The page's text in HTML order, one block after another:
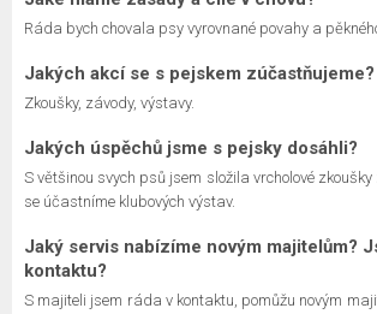
Ráda bych chovala psy vyrovnané povahy a
Jakých akcí se s pejskem zúčastňujeme?
Zkoušky, závody, výstavy.
Jakých úspěchů jsme s pejsky dosáhli?
S většinou svych psů jsem složila vrcholové
se účastníme klubových výstav.
Jaký servis nabízíme novým majitelům?
kontaktu?
S majiteli jsem ráda v kontaktu, pomůžu novým